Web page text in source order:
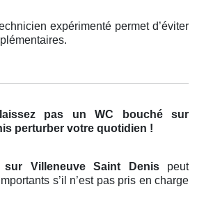
expérimenté permet d’éviter
pas un WC bouché sur
perturber votre quotidien !
sur Villeneuve Saint Denis peut
s’il n’est pas pris en charge